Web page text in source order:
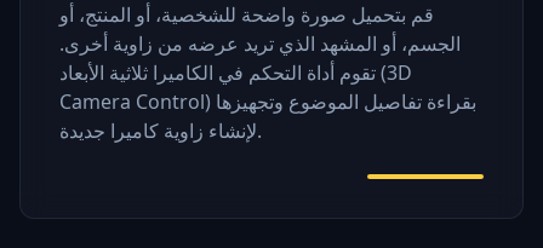
قم بتحميل صورة واضحة للشخصية، أو المنتج، أو
الجسم، أو المشهد الذي تريد عرضه من زاوية أخرى.
تقوم أداة التحكم في الكاميرا ثلاثية الأبعاد (3D
Camera Control) بقراءة تفاصيل الموضوع وتجهيزها
لإنشاء زاوية كاميرا جديدة.